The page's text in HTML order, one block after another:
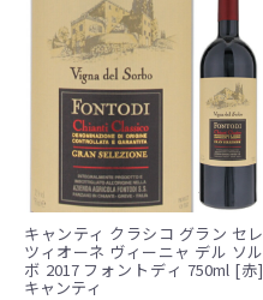
キャンティ クラシコ グラン セレ
ツィオーネ ヴィーニャ デル ソル
ボ 2017 フォントディ 750ml [赤]
キャンティ